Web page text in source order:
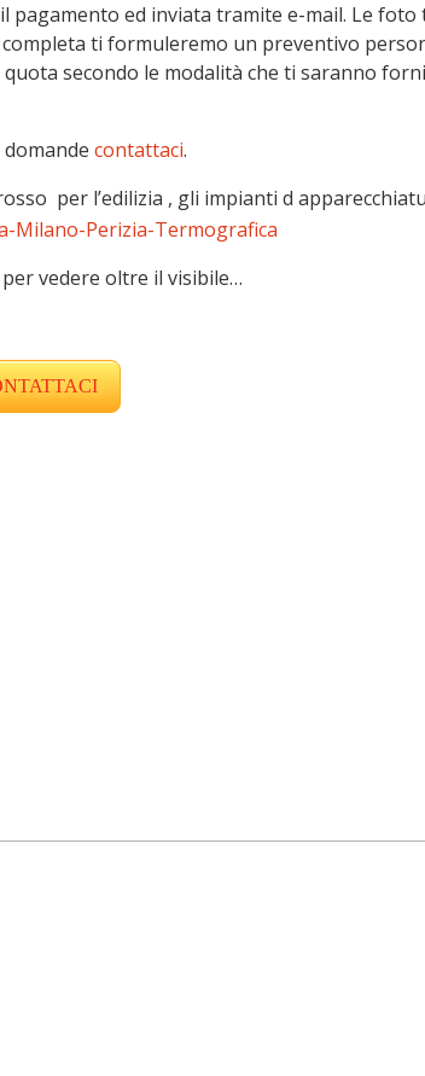
ed inviata tramite e-mail. Le
completa ti formuleremo un preventivo
secondo le modalità che ti saranno
contattaci.
per l’edilizia , gli impianti d
vedere oltre il visibile…